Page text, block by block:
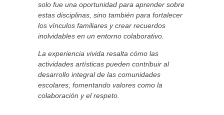
solo fue una oportunidad para aprender sobre
estas disciplinas, sino también para fortalecer
los vínculos familiares y crear recuerdos
inolvidables en un entorno colaborativo.
La experiencia vivida resalta cómo las
actividades artísticas pueden contribuir al
desarrollo integral de las comunidades
escolares, fomentando valores como la
colaboración y el respeto.